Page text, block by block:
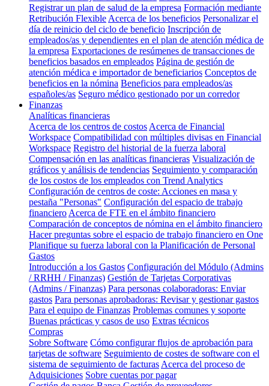
Registrar un plan de salud de la empresa Formación mediante
Retribución Flexible Acerca de los beneficios Personalizar el
día de reinicio del ciclo de beneficio Inscripción de
empleados/as y dependientes en el plan de atención médica de
la empresa Exportaciones de resúmenes de transacciones de
beneficios basados en empleados Página de gestión de
atención médica e importador de beneficiarios Conceptos de
beneficios en la nómina Beneficios para empleados/as
españoles/as Seguro médico gestionado por un corredor
Finanzas
Analíticas financieras
Acerca de los centros de costos Acerca de Financial
Workspace Compatibilidad con múltiples divisas en Financial
Workspace Registro del historial de la fuerza laboral
Compensación en las analíticas financieras Visualización de
gráficos y análisis de tendencias Seguimiento y comparación
de los costos de los empleados con Trend Analytics
Configuración de centros de coste: Acciones en masa y
pestaña "Personas" Configuración del espacio de trabajo
financiero Acerca de FTE en el ámbito financiero
Comparación de conceptos de nómina en el ámbito financiero
Hacer preguntas sobre el espacio de trabajo financiero en One
Planifique su fuerza laboral con la Planificación de Personal
Gastos
Introducción a los Gastos Configuración del Módulo (Admins
/ RRHH / Finanzas) Gestión de Tarjetas Corporativas
(Admins / Finanzas) Para personas colaboradoras: Enviar
gastos Para personas aprobadoras: Revisar y gestionar gastos
Para el equipo de Finanzas Problemas comunes y soporte
Buenas prácticas y casos de uso Extras técnicos
Compras
Sobre Software Cómo configurar flujos de aprobación para
tarjetas de software Seguimiento de costes de software con el
sistema de seguimiento de facturas Acerca del proceso de
Adquisiciones Sobre cuentas por pagar